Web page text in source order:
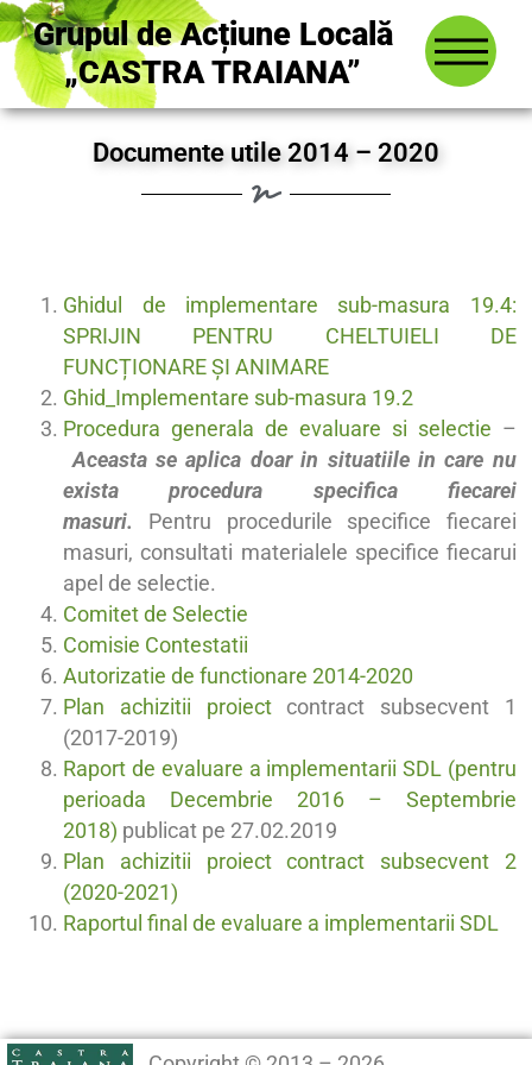
Grupul de Acțiune Locală
„CASTRA TRAIANA”
Documente utile 2014 – 2020
Ghidul de implementare sub-masura 19.4:
SPRIJIN PENTRU CHELTUIELI DE
FUNCȚIONARE ȘI ANIMARE
Ghid_Implementare sub-masura 19.2
Procedura generala de evaluare si selectie –
Aceasta se aplica doar in situatiile in care nu
exista procedura specifica fiecarei
masuri. Pentru procedurile specifice fiecarei
masuri, consultati materialele specifice fiecarui
apel de selectie.
Comitet de Selectie
Comisie Contestatii
Autorizatie de functionare 2014-2020
Plan achizitii proiectcontract subsecvent 1
(2017-2019)
Raport de evaluare a implementarii SDL (pentru
perioada Decembrie 2016 – Septembrie
2018) publicat pe 27.02.2019
Plan achizitii proiect contract subsecvent 2
(2020-2021)
Raportul final de evaluare a implementarii SDL